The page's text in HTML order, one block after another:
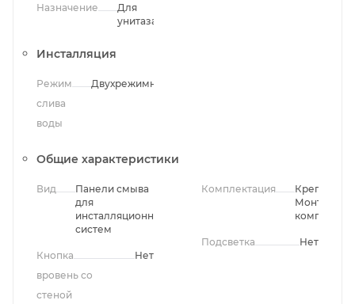
Назначение
Для
унитаза
Инсталляция
Режим
слива
воды
Двухрежимный
Общие характеристики
Вид
Панели смыва
для
инсталляционных
систем
Кнопка
вровень со
стеной
Нет
Комплектация
Крепления,
Монтажный
комплект
Подсветка Нет